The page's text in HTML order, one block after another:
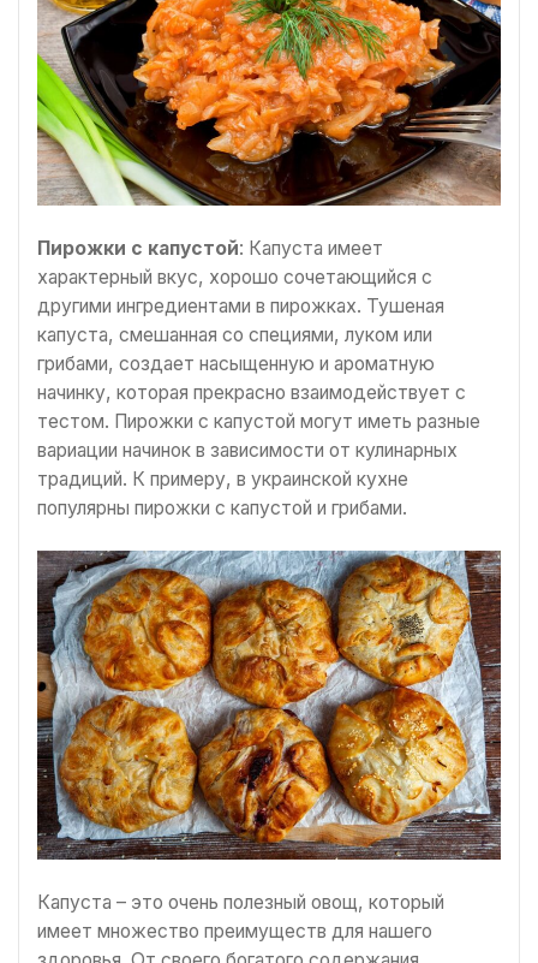
Пирожки с капустой: Капуста имеет
характерный вкус, хорошо сочетающийся с
другими ингредиентами в пирожках. Тушеная
капуста, смешанная со специями, луком или
грибами, создает насыщенную и ароматную
начинку, которая прекрасно взаимодействует с
тестом. Пирожки с капустой могут иметь разные
вариации начинок в зависимости от кулинарных
традиций. К примеру, в украинской кухне
популярны пирожки с капустой и грибами.
Капуста – это очень полезный овощ, который
имеет множество преимуществ для нашего